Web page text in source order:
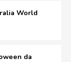
World
da